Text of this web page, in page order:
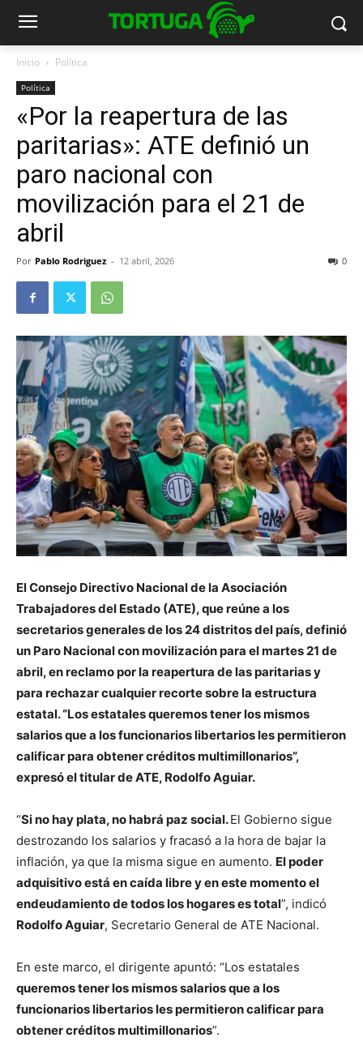
Inicio Política
Política
«Por la reapertura de las
paritarias»: ATE definió un
paro nacional con
movilización para el 21 de
abril
Por Pablo Rodriguez - 12 abril, 2026 0
El Consejo Directivo Nacional de la Asociación
Trabajadores del Estado (ATE), que reúne a los
secretarios generales de los 24 distritos del país, definió
un Paro Nacional con movilización para el martes 21 de
abril, en reclamo por la reapertura de las paritarias y
para rechazar cualquier recorte sobre la estructura
estatal. “Los estatales queremos tener los mismos
salarios que a los funcionarios libertarios les permitieron
calificar para obtener créditos multimillonarios”,
expresó el titular de ATE, Rodolfo Aguiar.
“Si no hay plata, no habrá paz social.El Gobierno sigue
destrozando los salarios y fracasó a la hora de bajar la
inflación, ya que la misma sigue en aumento. El poder
adquisitivo está en caída libre y en este momento el
endeudamiento de todos los hogares es total”, indicó
Rodolfo Aguiar, Secretario General de ATE Nacional.
En este marco, el dirigente apuntó: “Los estatales
queremos tener los mismos salarios que a los
funcionarios libertarios les permitieron calificar para
obtener créditos multimillonarios”.